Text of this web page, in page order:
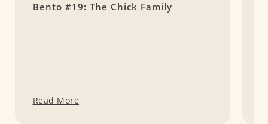
Bento #19: The Chick Family
Read More